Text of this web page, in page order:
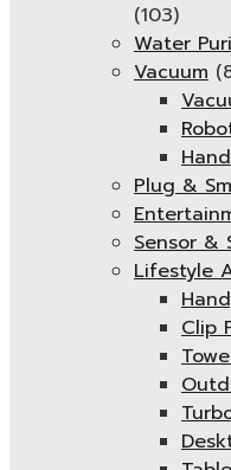
(103)
Water
Vacuum
Plug &
Sensor &
Lifestyle
Clip